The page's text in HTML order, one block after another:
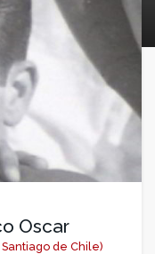
Oscar
de Chile)